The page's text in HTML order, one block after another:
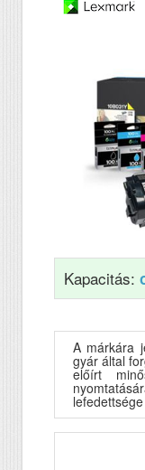
Kapacitás:
A márkára
gyár által
előírt
lefedettsége